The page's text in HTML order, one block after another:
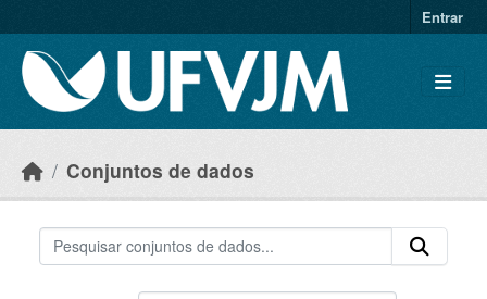
Entrar
Conjuntos de dados